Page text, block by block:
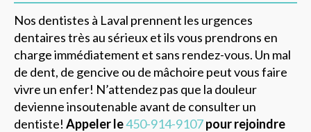
Nos dentistes à Laval prennent les urgences
dentaires très au sérieux et ils vous prendrons en
charge immédiatement et sans rendez-vous. Un mal
de dent, de gencive ou de mâchoire peut vous faire
vivre un enfer! N’attendez pas que la douleur
devienne insoutenable avant de consulter un
dentiste! Appeler le450-914-9107pour rejoindre